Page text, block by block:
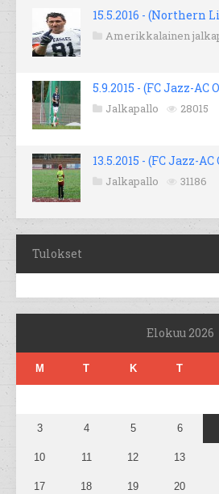
15.5.2016 - (Northern
Amerikkalainen
5.9.2015 - (FC Jazz-AC
Jalkapallo 28015
13.5.2015 - (FC Jazz-AC
Jalkapallo 31186
Tulokset
Elokuu 2026
M T K T
3 4 5 6
10 11 12 13
17 18 19 20